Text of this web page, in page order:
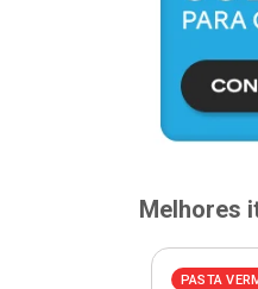
Melhores
PASTA